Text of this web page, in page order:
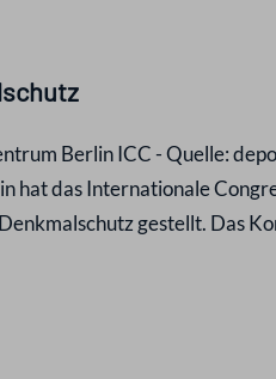
Berlin ICC - Quelle:
hat das Internationale
gestellt. Das